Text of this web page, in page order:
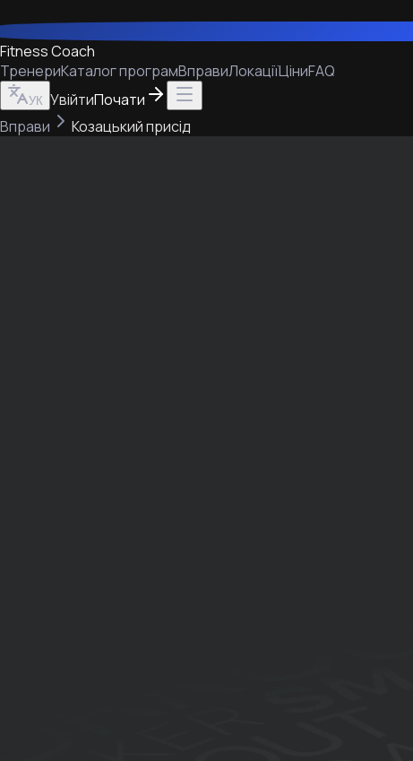
Fitness Coach
ТренериКаталог програмВправиЛокаціїЦіниFAQ
УК УвійтиПочати
Вправи
Козацький присід